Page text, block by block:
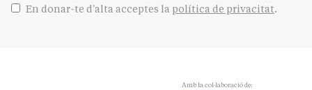
En donar-te d'alta acceptes la política de privacitat.
Amb la col·laboració de: